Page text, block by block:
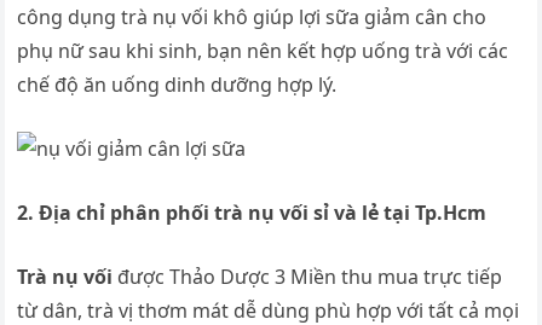
công dụng trà nụ vối khô giúp lợi sữa giảm cân cho
phụ nữ sau khi sinh, bạn nên kết hợp uống trà với các
chế độ ăn uống dinh dưỡng hợp lý.
2. Địa chỉ phân phối trà nụ vối sỉ và lẻ tại Tp.Hcm
Trà nụ vối được Thảo Dược 3 Miền thu mua trực tiếp
từ dân, trà vị thơm mát dễ dùng phù hợp với tất cả mọi